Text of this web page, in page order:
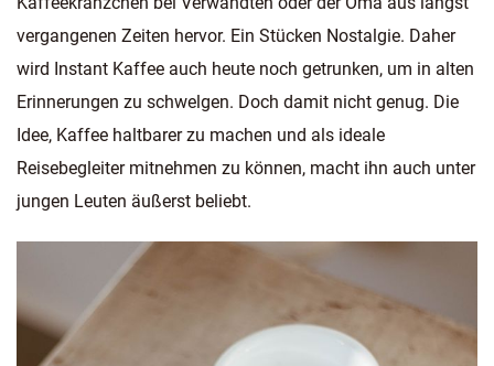
vergangenen Zeiten hervor. Ein Stücken Nostalgie. Daher
wird Instant Kaffee auch heute noch getrunken, um in alten
Erinnerungen zu schwelgen. Doch damit nicht genug. Die
Idee, Kaffee haltbarer zu machen und als ideale
Reisebegleiter mitnehmen zu können, macht ihn auch unter
jungen Leuten äußerst beliebt.